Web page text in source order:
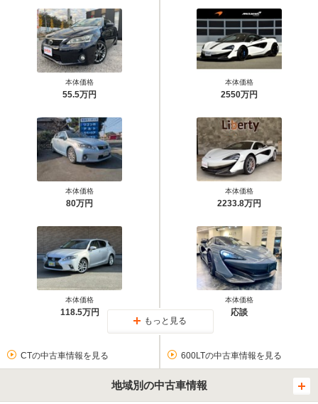
本体価格
55.5万円
本体価格
80万円
本体価格
118.5万円
本体価格
2550万円
本体価格
2233.8万円
本体価格
応談
もっと見る
CTの中古車情報を見る 600LTの中古車情報を見る
地域別の中古車情報